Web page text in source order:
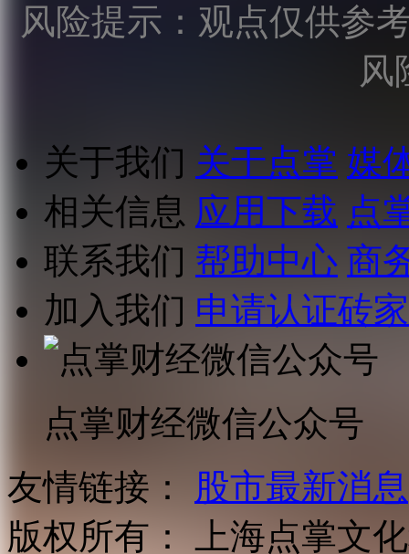
风险提示：观点仅供参
风
关于我们 关于点掌 媒
相关信息 应用下载 点
联系我们 帮助中心 商
加入我们 申请认证砖家
点掌财经微信公众号
友情链接：
股市最新消息
版权所有：
上海点掌文